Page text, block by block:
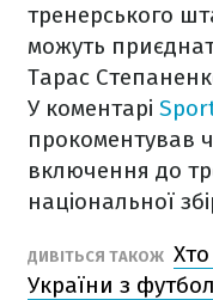
тренерського
можуть
Тарас
У коментарі
прокоментував
включення до
національної
ДИВІТЬСЯ ТАКОЖ
України з